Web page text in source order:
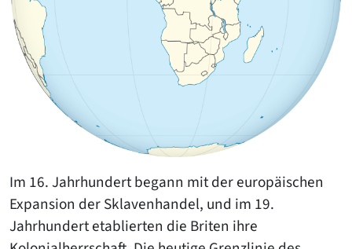
Im 16. Jahrhundert begann mit der europäischen
Expansion der Sklavenhandel, und im 19.
Jahrhundert etablierten die Briten ihre